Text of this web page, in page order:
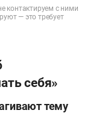
контактируем с ними
— это требует
себя»
тему